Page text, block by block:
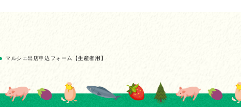
マルシェ出店申込フォーム【生産者用】